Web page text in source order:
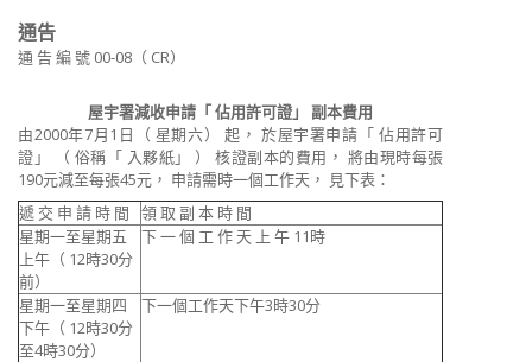
通告
通 告 編 號 00-08（ CR）
屋宇署減收申請「 佔用許可證」 副本費用
由2000年7月1日（ 星期六） 起， 於屋宇署申請「 佔用許可
證」 （ 俗稱「 入夥紙」 ） 核證副本的費用， 將由現時每張
190元減至每張45元， 申請需時一個工作天， 見下表：
遞 交 申 請 時 間
領 取 副 本 時 間
星期一至星期五
上午（ 12時30分
前）
下 一 個 工 作 天 上 午 11時
星期一至星期四
下午（ 12時30分
至4時30分）
下一個工作天下午3時30分